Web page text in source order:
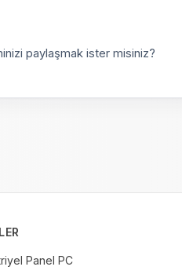
paylaşmak ister misiniz?
Panel PC